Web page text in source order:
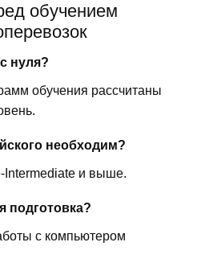
обучением
нуля?
обучения рассчитаны
необходим?
и выше.
подготовка?
с компьютером